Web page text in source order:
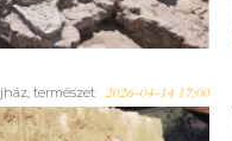
, természet 2026-04-14 17:00